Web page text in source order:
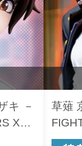
キ －
XV
草薙